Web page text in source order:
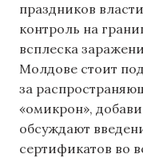
праздников
контроль на
всплеска
Молдове стоит
за
«омикрон»,
обсуждают
сертификатов во